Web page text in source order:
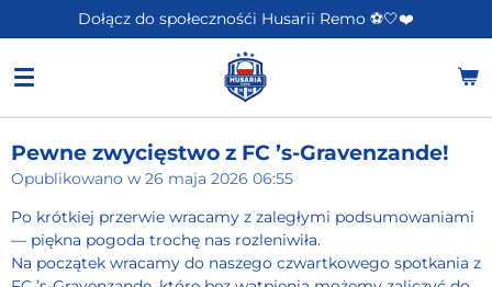
do
głównej
treści
Dołącz do społecznośći Husarii Remo ⚽️🤍❤️
Pewne zwycięstwo z FC ’s-Gravenzande!
Opublikowano w 26 maja 2026 06:55
Po krótkiej przerwie wracamy z zaległymi podsumowaniami
— piękna pogoda trochę nas rozleniwiła.
Na początek wracamy do naszego czwartkowego spotkania z